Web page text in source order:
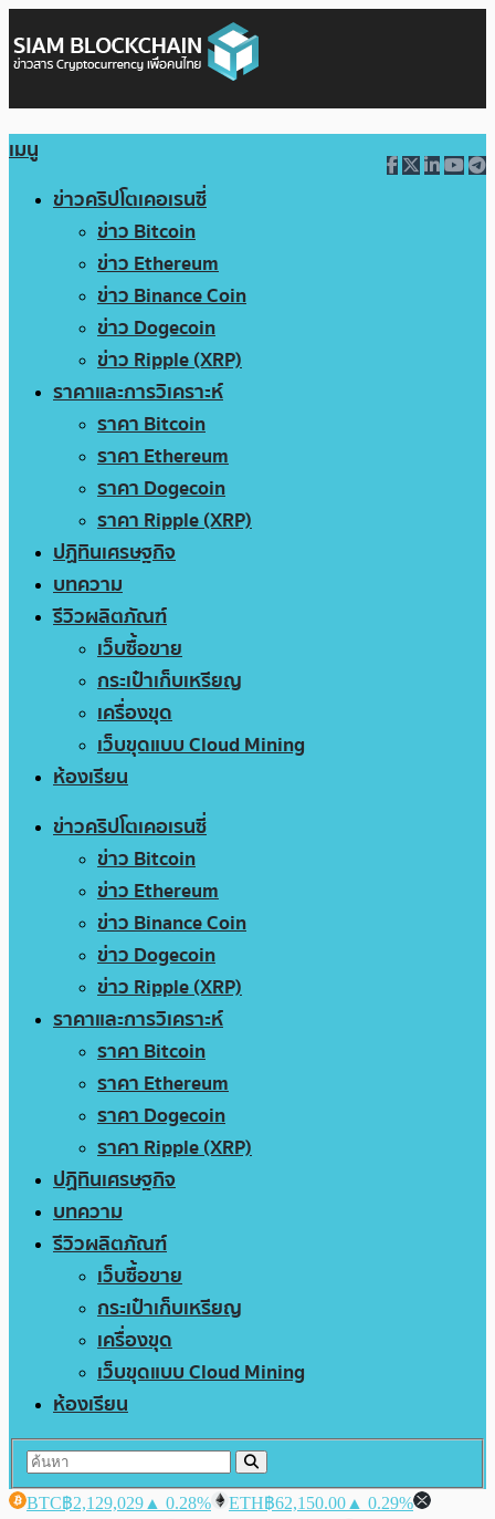
เมนู
ข่าวคริปโตเคอเรนซี่
ข่าว Bitcoin
ข่าว Ethereum
ข่าว Binance Coin
ข่าว Dogecoin
ข่าว Ripple (XRP)
ราคาและการวิเคราะห์
ราคา Bitcoin
ราคา Ethereum
ราคา Dogecoin
ราคา Ripple (XRP)
ปฏิทินเศรษฐกิจ
บทความ
รีวิวผลิตภัณฑ์
เว็บซื้อขาย
กระเป๋าเก็บเหรียญ
เครื่องขุด
เว็บขุดแบบ Cloud Mining
ห้องเรียน
ข่าวคริปโตเคอเรนซี่
ข่าว Bitcoin
ข่าว Ethereum
ข่าว Binance Coin
ข่าว Dogecoin
ข่าว Ripple (XRP)
ราคาและการวิเคราะห์
ราคา Bitcoin
ราคา Ethereum
ราคา Dogecoin
ราคา Ripple (XRP)
ปฏิทินเศรษฐกิจ
บทความ
รีวิวผลิตภัณฑ์
เว็บซื้อขาย
กระเป๋าเก็บเหรียญ
เครื่องขุด
เว็บขุดแบบ Cloud Mining
ห้องเรียน
BTC฿2,129,029 ▲ 0.28% ETH฿62,150.00 ▲ 0.29%